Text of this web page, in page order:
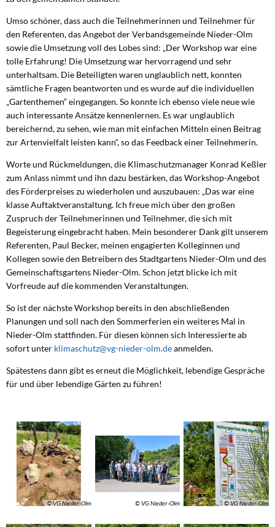
Umso schöner, dass auch die Teilnehmerinnen und Teilnehmer für
den Referenten, das Angebot der Verbandsgemeinde Nieder-Olm
sowie die Umsetzung voll des Lobes sind: „Der Workshop war eine
tolle Erfahrung! Die Umsetzung war hervorragend und sehr
unterhaltsam. Die Beteiligten waren unglaublich nett, konnten
sämtliche Fragen beantworten und es wurde auf die individuellen
„Gartenthemen“ eingegangen. So konnte ich ebenso viele neue wie
auch interessante Ansätze kennenlernen. Es war unglaublich
bereichernd, zu sehen, wie man mit einfachen Mitteln einen Beitrag
zur Artenvielfalt leisten kann“, so das Feedback einer Teilnehmerin.
Worte und Rückmeldungen, die Klimaschutzmanager Konrad Keßler
zum Anlass nimmt und ihn dazu bestärken, das Workshop-Angebot
des Förderpreises zu wiederholen und auszubauen: „Das war eine
klasse Auftaktveranstaltung. Ich freue mich über den großen
Zuspruch der Teilnehmerinnen und Teilnehmer, die sich mit
Begeisterung eingebracht haben. Mein besonderer Dank gilt unserem
Referenten, Paul Becker, meinen engagierten Kolleginnen und
Kollegen sowie den Betreibern des Stadtgartens Nieder-Olm und des
Gemeinschaftsgartens Nieder-Olm. Schon jetzt blicke ich mit
Vorfreude auf die kommenden Veranstaltungen.
So ist der nächste Workshop bereits in den abschließenden
Planungen und soll nach den Sommerferien ein weiteres Mal in
Nieder-Olm stattfinden. Für diesen können sich Interessierte ab
sofort unter klimaschutz@vg-nieder-olm.deanmelden.
Spätestens dann gibt es erneut die Möglichkeit, lebendige Gespräche
für und über lebendige Gärten zu führen!
© VG Nieder-Olm © VG Nieder-Olm © VG Nieder-Olm